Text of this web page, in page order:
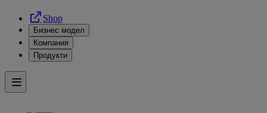
Shop
Бизнес модел
Компания
Продукти